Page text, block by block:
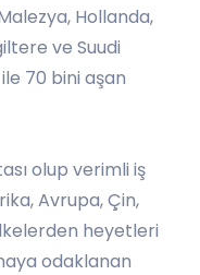
Hollanda,
ve Suudi
70 bini aşan
olup verimli iş
Avrupa, Çin,
heyetleri
odaklanan